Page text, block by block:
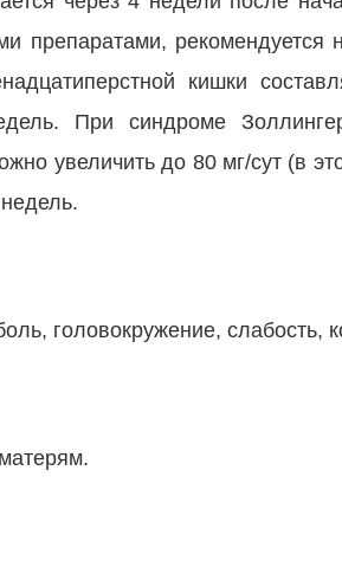
препаратами, рекомендуется
кишки
При синдроме
увеличить до 80 мг/сут (в
головокружение, слабость,